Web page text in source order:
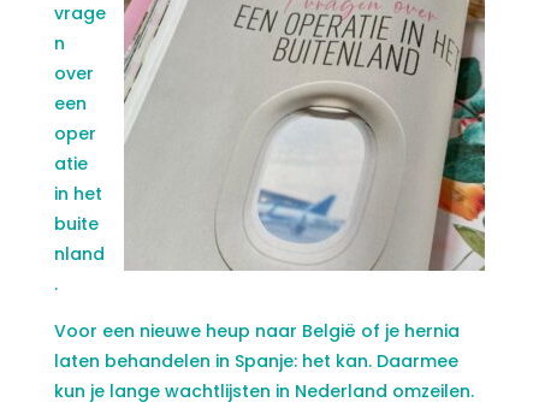
vrage
n
over
een
oper
atie
in het
buite
nland
.
Voor een nieuwe heup naar België of je hernia
laten behandelen in Spanje: het kan. Daarmee
kun je lange wachtlijsten in Nederland omzeilen.